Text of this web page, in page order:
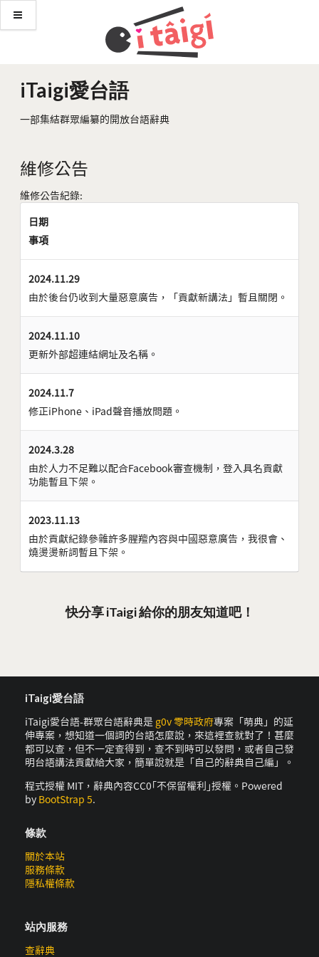
iTaigi愛台語
一部集結群眾編纂的開放台語辭典
維修公告
維修公告紀錄:
日期
事項
2024.11.29
由於後台仍收到大量惡意廣告，「貢獻新講法」暫且關閉。
2024.11.10
更新外部超連結網址及名稱。
2024.11.7
修正iPhone、iPad聲音播放問題。
2024.3.28
由於人力不足難以配合Facebook審查機制，登入具名貢獻
功能暫且下架。
2023.11.13
由於貢獻紀錄參雜許多腥羶內容與中國惡意廣告，我很會、
燒燙燙新詞暫且下架。
快分享 iTaigi 給你的朋友知道吧！
iTaigi愛台語
iTaigi愛台語-群眾台語辭典是 g0v 零時政府專案「萌典」的延
伸專案，想知道一個詞的台語怎麼說，來這裡查就對了！甚麼
都可以查，但不一定查得到，查不到時可以發問，或者自己發
明台語講法貢獻給大家，簡單說就是「自己的辭典自己編」。
程式授權 MIT，辭典內容CC0｢不保留權利｣授權。Powered
by BootStrap 5.
條款
關於本站
服務條款
隱私權條款
站內服務
查辭典